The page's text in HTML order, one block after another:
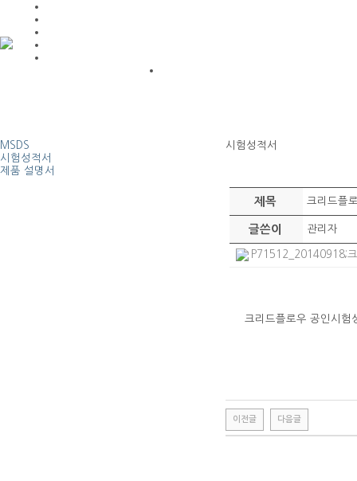
MSDS
시험성적서
제품 설명서
시험성적서
제목 크리드플
글쓴이 관리자
P71512_20140918;
크리드플로우 공인시험
이전글 다음글